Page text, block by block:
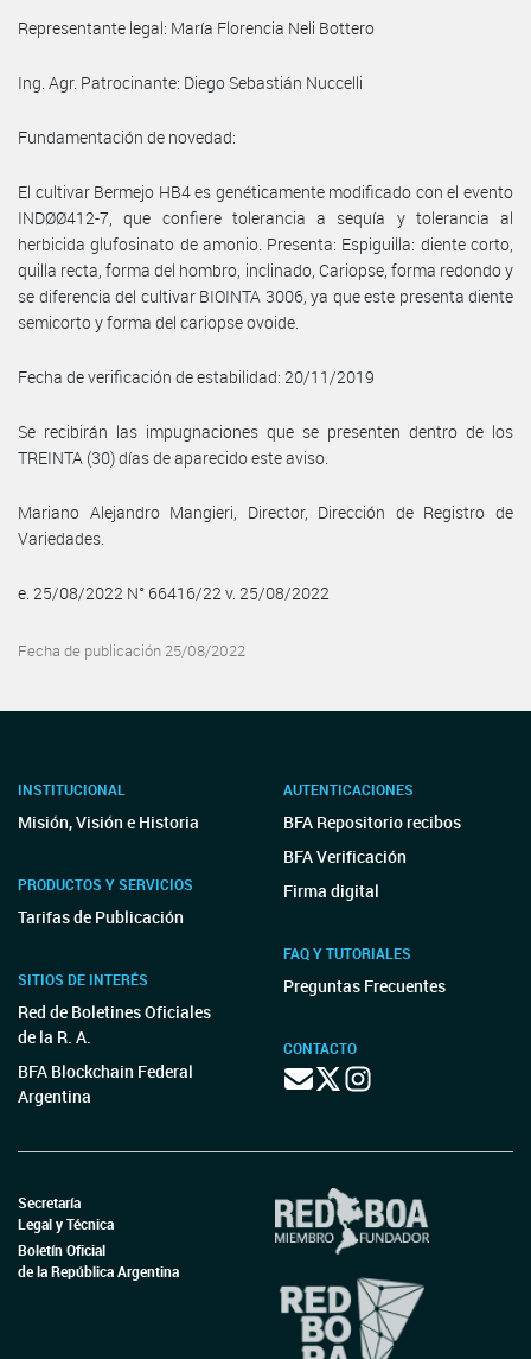
Representante legal: María Florencia Neli Bottero
Ing. Agr. Patrocinante: Diego Sebastián Nuccelli
Fundamentación de novedad:
El cultivar Bermejo HB4 es genéticamente modificado con el evento
INDØØ412-7, que confiere tolerancia a sequía y tolerancia al
herbicida glufosinato de amonio. Presenta: Espiguilla: diente corto,
quilla recta, forma del hombro, inclinado, Cariopse, forma redondo y
se diferencia del cultivar BIOINTA 3006, ya que este presenta diente
semicorto y forma del cariopse ovoide.
Fecha de verificación de estabilidad: 20/11/2019
Se recibirán las impugnaciones que se presenten dentro de los
TREINTA (30) días de aparecido este aviso.
Mariano Alejandro Mangieri, Director, Dirección de Registro de
Variedades.
e. 25/08/2022 N° 66416/22 v. 25/08/2022
Fecha de publicación 25/08/2022
INSTITUCIONAL
Misión, Visión e Historia
PRODUCTOS Y SERVICIOS
Tarifas de Publicación
SITIOS DE INTERÉS
Red de Boletines Oficiales
de la R. A.
BFA Blockchain Federal
Argentina
AUTENTICACIONES
BFA Repositorio recibos
BFA Verificación
Firma digital
FAQ Y TUTORIALES
Preguntas Frecuentes
CONTACTO
Secretaría
Legal y Técnica
Boletín Oficial
de la República Argentina